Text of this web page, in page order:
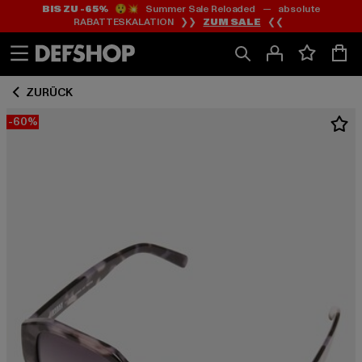
Zum
Inhalt
springen
Zum
Fußzeile
springen
BIS ZU -65%😲💥 Summer Sale Reloaded — absolute
RABATTESKALATION ❯❯ ZUM SALE ❮❮
ZURÜCK
-60%